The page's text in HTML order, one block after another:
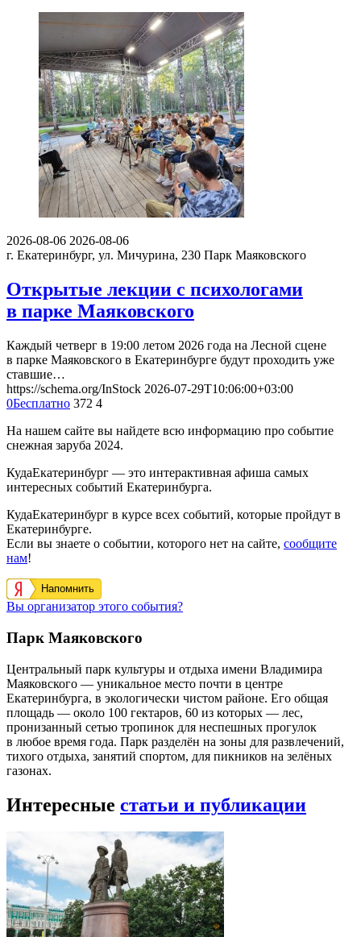
2026-08-06 2026-08-06
г. Екатеринбург, ул. Мичурина, 230 Парк Маяковского
Открытые лекции с психологами
в парке Маяковского
Каждый четверг в 19:00 летом 2026 года на Лесной сцене
в парке Маяковского в Екатеринбурге будут проходить уже
ставшие…
https://schema.org/InStock 2026-07-29T10:06:00+03:00
0Бесплатно 372 4
На нашем сайте вы найдете всю информацию про событие
снежная заруба 2024.
КудаЕкатеринбург — это интерактивная афиша самых
интересных событий Екатеринбурга.
КудаЕкатеринбург в курсе всех событий, которые пройдут в
Екатеринбурге.
Если вы знаете о событии, которого нет на сайте, сообщите
нам!
Напомнить
Вы организатор этого события?
Парк Маяковского
Центральный парк культуры и отдыха имени Владимира
Маяковского — уникальное место почти в центре
Екатеринбурга, в экологически чистом районе. Его общая
площадь — около 100 гектаров, 60 из которых — лес,
пронизанный сетью тропинок для неспешных прогулок
в любое время года. Парк разделён на зоны для развлечений,
тихого отдыха, занятий спортом, для пикников на зелёных
газонах.
Интересные статьи и публикации